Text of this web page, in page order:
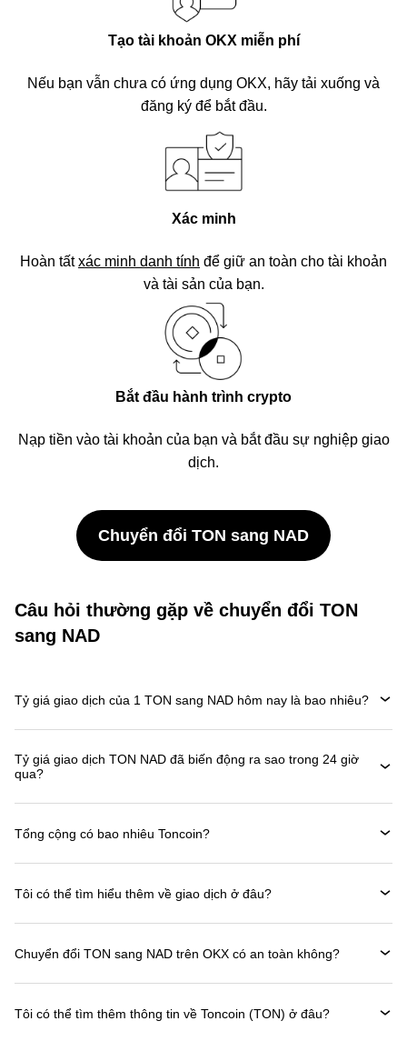
Tạo tài khoản OKX miễn phí
Nếu bạn vẫn chưa có ứng dụng OKX, hãy tải xuống và
đăng ký để bắt đầu.
Xác minh
Hoàn tấtxác minh danh tính để giữ an toàn cho tài khoản
và tài sản của bạn.
Bắt đầu hành trình crypto
Nạp tiền vào tài khoản của bạn và bắt đầu sự nghiệp giao
dịch.
Chuyển đổi TON sang NAD
Câu hỏi thường gặp về chuyển đổi TON
sang NAD
Tỷ giá giao dịch của 1 TON sang NAD hôm nay là bao nhiêu?
Tỷ giá giao dịch TON NAD đã biến động ra sao trong 24 giờ
qua?
Tổng cộng có bao nhiêu Toncoin?
Tôi có thể tìm hiểu thêm về giao dịch ở đâu?
Chuyển đổi TON sang NAD trên OKX có an toàn không?
Tôi có thể tìm thêm thông tin về Toncoin (TON) ở đâu?